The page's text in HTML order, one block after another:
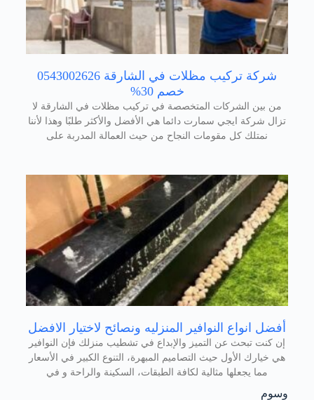
شركة تركيب مظلات في الشارقة 0543002626
خصم 30%
من بين الشركات المتخصصة في تركيب مظلات في الشارقة لا
تزال شركة ايجي سمارت دائما هي الأفضل والأكثر طلبًا وهذا لأننا
نمتلك كل مقومات النجاح من حيث العمالة المدربة على
أفضل انواع النوافير المنزليه ونصائح لاختيار الافضل
إن كنت تبحث عن التميز والإبداع في تشطيب منزلك فإن النوافير
هي خيارك الأول حيث التصاميم المبهرة، التنوع الكبير في الأسعار
مما يجعلها مثالية لكافة الطبقات، السكينة والراحة و في
وسوم